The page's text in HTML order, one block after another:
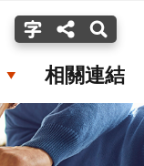
相關連結